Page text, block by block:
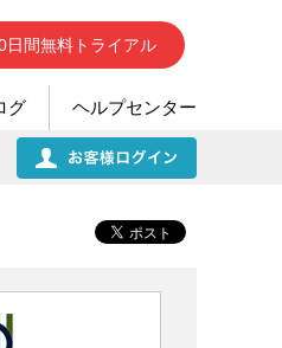
日間無料トライアル
グ ヘルプセンター